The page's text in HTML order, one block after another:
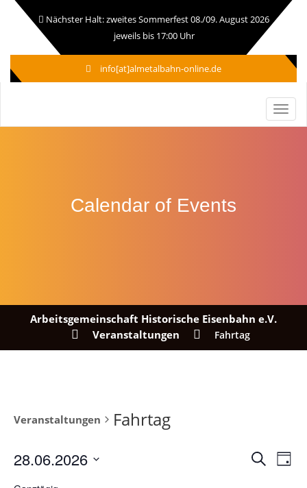
Nächster Halt: zweites Sommerfest 08./09. August 2026
jeweils bis 17:00 Uhr
info[at]almetalbahn-online.de
Calendar of Events
Arbeitsgemeinschaft Historische Eisenbahn e.V.
Veranstaltungen
Fahrtag
Veranstaltungen Fahrtag
Suche
Tag
28.06.2026